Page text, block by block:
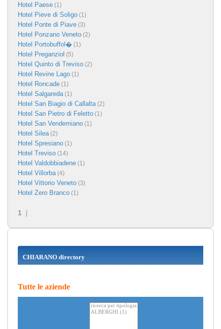
Hotel Paese (1)
Hotel Pieve di Soligo (1)
Hotel Ponte di Piave (3)
Hotel Ponzano Veneto (2)
Hotel Portobuffol� (1)
Hotel Preganziol (5)
Hotel Quinto di Treviso (2)
Hotel Revine Lago (1)
Hotel Roncade (1)
Hotel Salgareda(1)
Hotel San Biagio di Callalta(2)
Hotel San Pietro di Feletto (1)
Hotel San Vendemiano (1)
Hotel Silea(2)
Hotel Spresiano (1)
Hotel Treviso (14)
Hotel Valdobbiadene (1)
Hotel Villorba(4)
Hotel Vittorio Veneto (3)
Hotel Zero Branco (1)
1 |
CHIARANO directory
Tutte le aziende